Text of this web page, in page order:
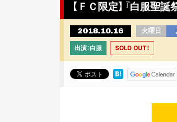
【ＦＣ限定】『白服聖誕
2018.10.16 火曜日
出演：白服 SOLD OUT！